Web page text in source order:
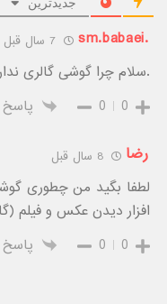
.sm.babaei 7 سال قبل
.سلام چرا گوشی گالری
0
0 پاسخ
رضا 8 سال قبل
لطفا بگید من چطوری
افزار دیدن عکس و فیلم
0
0 پاسخ